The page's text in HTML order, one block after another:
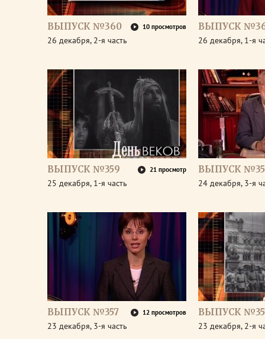
ВЫПУСК №360 10 просмотров
26 декабря, 2-я часть
ВЫПУСК
26 декабря, 1-я
ВЫПУСК №359 21 просмотр
25 декабря, 1-я часть
ВЫПУСК
24 декабря, 3-я
ВЫПУСК №357 12 просмотров
23 декабря, 3-я часть
ВЫПУСК
23 декабря, 2-я